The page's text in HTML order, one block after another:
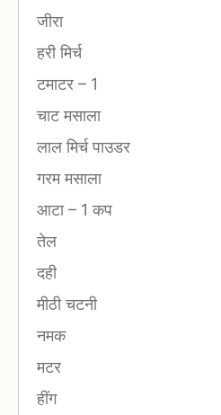
जीरा
हरी मिर्च
टमाटर – 1
चाट मसाला
लाल मिर्च पाउडर
गरम मसाला
आटा– 1 कप
तेल
दही
मीठी चटनी
नमक
मटर
हींग